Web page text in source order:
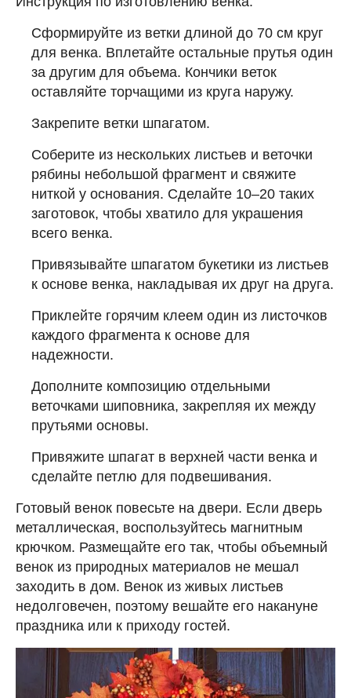
Сформируйте из ветки длиной до 70 см круг
для венка. Вплетайте остальные прутья один
за другим для объема. Кончики веток
оставляйте торчащими из круга наружу.
Закрепите ветки шпагатом.
Соберите из нескольких листьев и веточки
рябины небольшой фрагмент и свяжите
ниткой у основания. Сделайте 10–20 таких
заготовок, чтобы хватило для украшения
всего венка.
Привязывайте шпагатом букетики из листьев
к основе венка, накладывая их друг на друга.
Приклейте горячим клеем один из листочков
каждого фрагмента к основе для
надежности.
Дополните композицию отдельными
веточками шиповника, закрепляя их между
прутьями основы.
Привяжите шпагат в верхней части венка и
сделайте петлю для подвешивания.
Готовый венок повесьте на двери. Если дверь
металлическая, воспользуйтесь магнитным
крючком. Размещайте его так, чтобы объемный
венок из природных материалов не мешал
заходить в дом. Венок из живых листьев
недолговечен, поэтому вешайте его накануне
праздника или к приходу гостей.